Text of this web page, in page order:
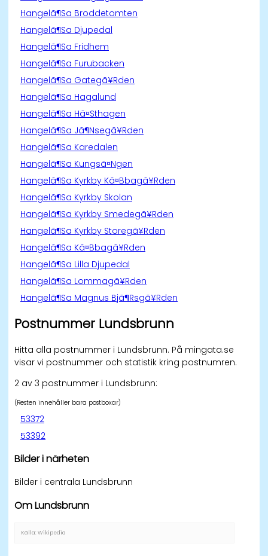
Hangelã¶Sa Broddetomten
Hangelã¶Sa Djupedal
Hangelã¶Sa Fridhem
Hangelã¶Sa Furubacken
Hangelã¶Sa Gategã¥Rden
Hangelã¶Sa Hagalund
Hangelã¶Sa Hã¤Sthagen
Hangelã¶Sa Jã¶Nsegã¥Rden
Hangelã¶Sa Karedalen
Hangelã¶Sa Kungsã¤Ngen
Hangelã¶Sa Kyrkby Kã¤Bbagã¥Rden
Hangelã¶Sa Kyrkby Skolan
Hangelã¶Sa Kyrkby Smedegã¥Rden
Hangelã¶Sa Kyrkby Storegã¥Rden
Hangelã¶Sa Kã¤Bbagã¥Rden
Hangelã¶Sa Lilla Djupedal
Hangelã¶Sa Lommagã¥Rden
Hangelã¶Sa Magnus Bjã¶Rsgã¥Rden
Postnummer Lundsbrunn
Hitta alla postnummer i Lundsbrunn. På mingata.se
visar vi postnummer och statistik kring postnumren.
2 av 3 postnummer i Lundsbrunn:
(Resten innehåller bara postboxar)
53372
53392
Bilder i närheten
Bilder i centrala Lundsbrunn
Om Lundsbrunn
Källa: Wikipedia